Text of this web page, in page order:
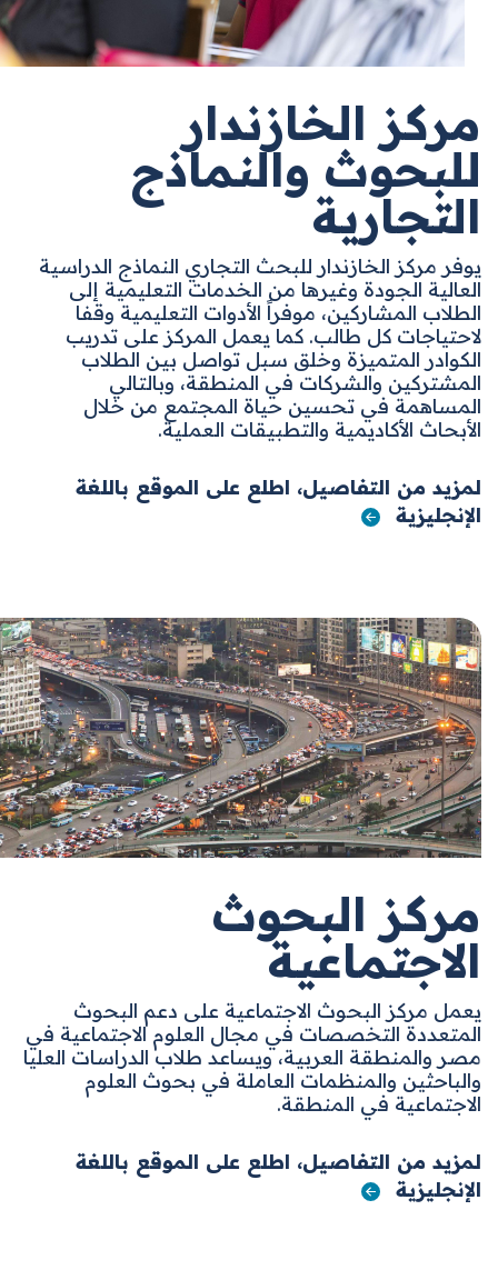
مركز الخازندار
للبحوث والنماذج
التجارية
يوفر مركز الخازندار للبحث التجاري النماذج الدراسية
العالية الجودة وغيرها من الخدمات التعليمية إلى
الطلاب المشاركين، موفراً الأدوات التعليمية وقفا
لاحتياجات كل طالب. كما يعمل المركز على تدريب
الكوادر المتميزة وخلق سبل تواصل بين الطلاب
المشتركين والشركات في المنطقة، وبالتالي
المساهمة في تحسين حياة المجتمع من خلال
الأبحاث الأكاديمية والتطبيقات العملية.
لمزيد من التفاصيل، اطلع على الموقع باللغة
الإنجليزية
مركز البحوث
الاجتماعية
يعمل مركز البحوث الاجتماعية على دعم البحوث
المتعددة التخصصات في مجال العلوم الاجتماعية في
مصر والمنطقة العربية، ويساعد طلاب الدراسات العليا
والباحثين والمنظمات العاملة في بحوث العلوم
الاجتماعية في المنطقة.
لمزيد من التفاصيل، اطلع على الموقع باللغة
الإنجليزية